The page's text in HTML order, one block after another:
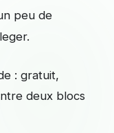
peu de
: gratuit,
deux blocs